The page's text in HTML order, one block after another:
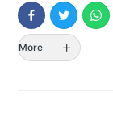
More